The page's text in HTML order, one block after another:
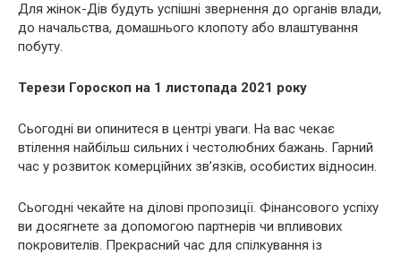
Для жінок-Дів будуть успішні звернення до органів влади,
до начальства, домашнього клопоту або влаштування
побуту.
Терези Гороскоп на 1 листопада 2021 року
Сьогодні ви опинитеся в центрі уваги. На вас чекає
втілення найбільш сильних і честолюбних бажань. Гарний
час у розвиток комерційних зв’язків, особистих відносин.
Сьогодні чекайте на ділові пропозиції. Фінансового успіху
ви досягнете за допомогою партнерів чи впливових
покровителів. Прекрасний час для спілкування із